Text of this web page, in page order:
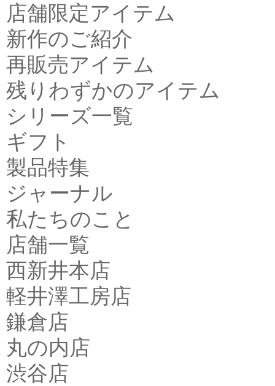
店舗限定アイテム
新作のご紹介
再販売アイテム
残りわずかのアイテム
シリーズ一覧
ギフト
製品特集
ジャーナル
私たちのこと
店舗一覧
西新井本店
軽井澤工房店
鎌倉店
丸の内店
渋谷店